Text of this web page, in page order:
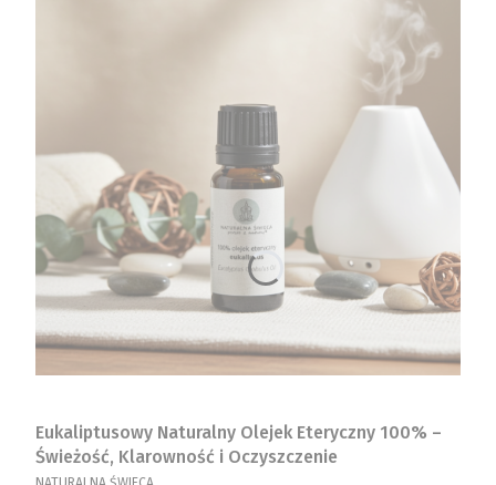
Eukaliptusowy Naturalny Olejek Eteryczny 100% –
Świeżość, Klarowność i Oczyszczenie
PRODUCENT